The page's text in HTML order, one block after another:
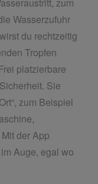
zum
Wasserzufuhr
du rechtzeitig
Tropfen
platzierbare
Sie
zum Beispiel
der App
Auge, egal wo